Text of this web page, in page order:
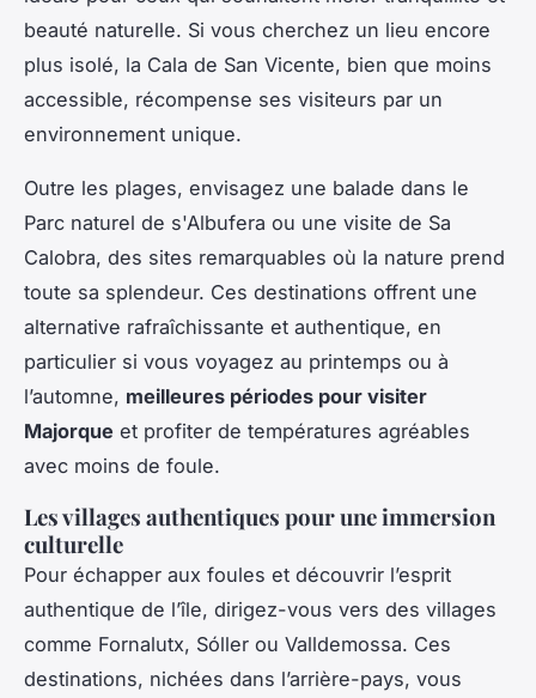
beauté naturelle. Si vous cherchez un lieu encore
plus isolé, la Cala de San Vicente, bien que moins
accessible, récompense ses visiteurs par un
environnement unique.
Outre les plages, envisagez une balade dans le
Parc naturel de s'Albufera ou une visite de Sa
Calobra, des sites remarquables où la nature prend
toute sa splendeur. Ces destinations offrent une
alternative rafraîchissante et authentique, en
particulier si vous voyagez au printemps ou à
l’automne, meilleures périodes pour visiter
Majorque et profiter de températures agréables
avec moins de foule.
Les villages authentiques pour une immersion
culturelle
Pour échapper aux foules et découvrir l’esprit
authentique de l’île, dirigez-vous vers des villages
comme Fornalutx, Sóller ou Valldemossa. Ces
destinations, nichées dans l’arrière-pays, vous